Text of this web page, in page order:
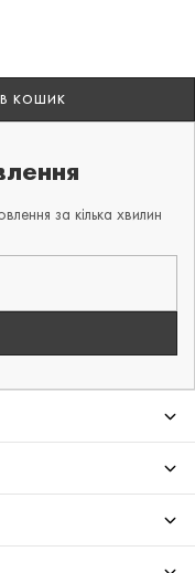
КОШИК
за кілька хвилин